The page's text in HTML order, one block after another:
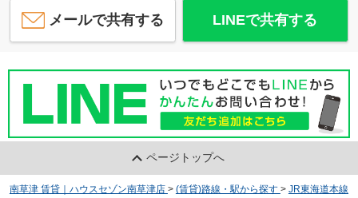
メールで共有する LINEで共有する
ページトップへ
南草津 賃貸｜ハウスセゾン南草津店 > (賃貸)路線・駅から探す > JR東海道本線